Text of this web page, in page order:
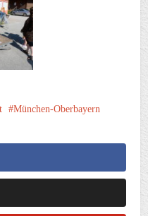
München-Oberbayern